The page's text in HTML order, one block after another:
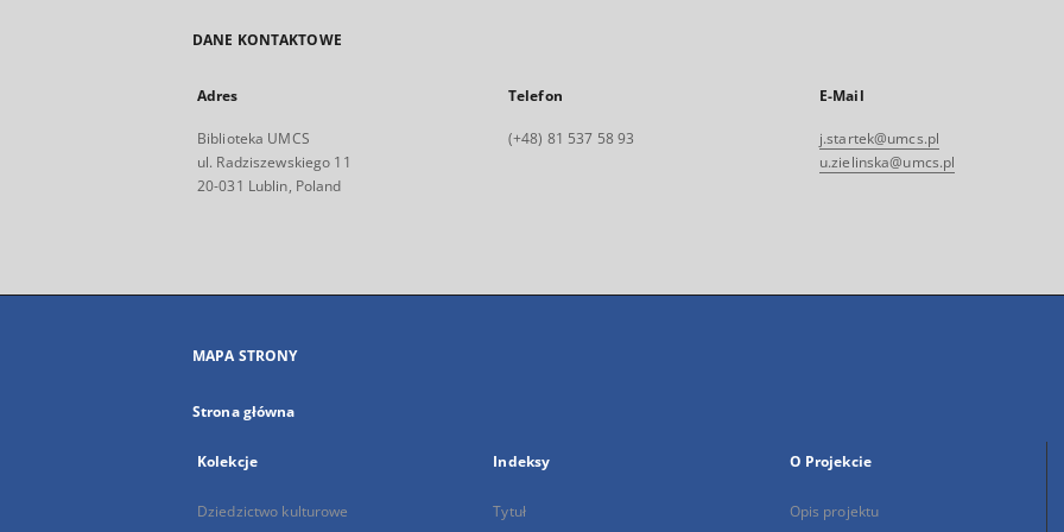
DANE KONTAKTOWE
Adres
Biblioteka UMCS
ul. Radziszewskiego 11
20-031 Lublin, Poland
Telefon
(+48) 81 537 58 93
E-Mail
j.startek@umcs.pl
u.zielinska@umcs.pl
MAPA STRONY
Strona główna
Kolekcje
Dziedzictwo kulturowe
Indeksy
Tytuł
O Projekcie
Opis projektu